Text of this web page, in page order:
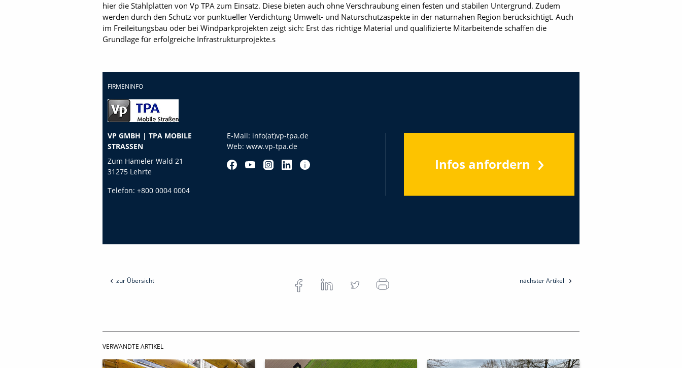
hier die Stahlplatten von Vp TPA zum Einsatz. Diese bieten auch ohne Verschraubung einen festen und stabilen Untergrund. Zudem
werden durch den Schutz vor punktueller Verdichtung Umwelt- und Naturschutzaspekte in der naturnahen Region berücksichtigt. Auch
im Freileitungsbau oder bei Windparkprojekten zeigt sich: Erst das richtige Material und qualifizierte Mitarbeitende schaffen die
Grundlage für erfolgreiche Infrastrukturprojekte.s
FIRMENINFO
VP GMBH | TPA MOBILE
STRASSEN
Zum Hämeler Wald 21
31275 Lehrte
Telefon: +800 0004 0004
E-Mail: info(at)vp-tpa.de
Web: www.vp-tpa.de
Infos anfordern
zur Übersicht nächster Artikel
VERWANDTE ARTIKEL